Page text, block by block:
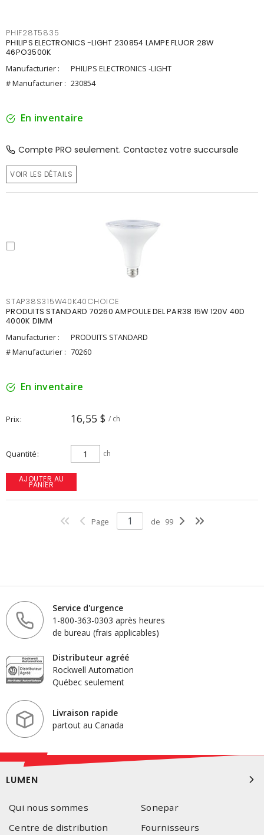
PHIF28T5835
PHILIPS ELECTRONICS -LIGHT 230854 LAMPE FLUOR 28W
46PO3500K
Manufacturier :
PHILIPS ELECTRONICS -LIGHT
# Manufacturier : 230854
En inventaire
Compte PRO seulement. Contactez votre succursale
VOIR LES DÉTAILS
STAP38S315W40K40CHOICE
PRODUITS STANDARD 70260 AMPOULE DEL PAR38 15W 120V 40D
4000K DIMM
Manufacturier :
PRODUITS STANDARD
# Manufacturier : 70260
En inventaire
Prix 16,55 $ / ch
Quantité ch
AJOUTER AU
PANIER
Page de 99
Service d'urgence
1-800-363-0303 après heures
de bureau (frais applicables)
Distributeur agréé
Rockwell Automation
Québec seulement
Livraison rapide
partout au Canada
LUMEN
Qui nous sommes
Sonepar
Centre de distribution
Fournisseurs